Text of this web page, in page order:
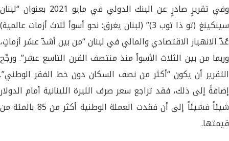
وفي تقريرٍ صادرٍ عن البنك الدولي في مايو 2021 بعنوان “لبنان
سينكينغ (تو ذا توب 3)” (لبنان يغرق: نحو أسوأ ثلاث أزمات عالمية)
عُدّ الانهيار الاقتصادي والمالي في لبنان “من بين أشدّ عشر أزماتٍ،
وربما من بين الثلاث الأسوأ منذ منتصف القرن التاسع عشر”. ورجّح
التقرير أن يكون “أكثر من نصف السكان دون خط الفقر الوطني”.
إضافةً إلى ذلك، فقد تراجع سعر صرف الليرة اللبنانية أمام الدولار
شيئاً فشيئاً إلى أن فقدت العملة الوطنية أكثر من 85 بالمئة من
قيمتها.